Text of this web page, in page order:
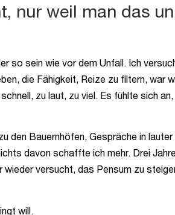
nur weil man das
so sein wie vor dem Unfall. Ich
die Fähigkeit, Reize zu filtern, war
zu laut, zu viel. Es fühlte sich
den Bauernhöfen, Gespräche in
davon schaffte ich mehr. Drei
versucht, das Pensum zu
will.